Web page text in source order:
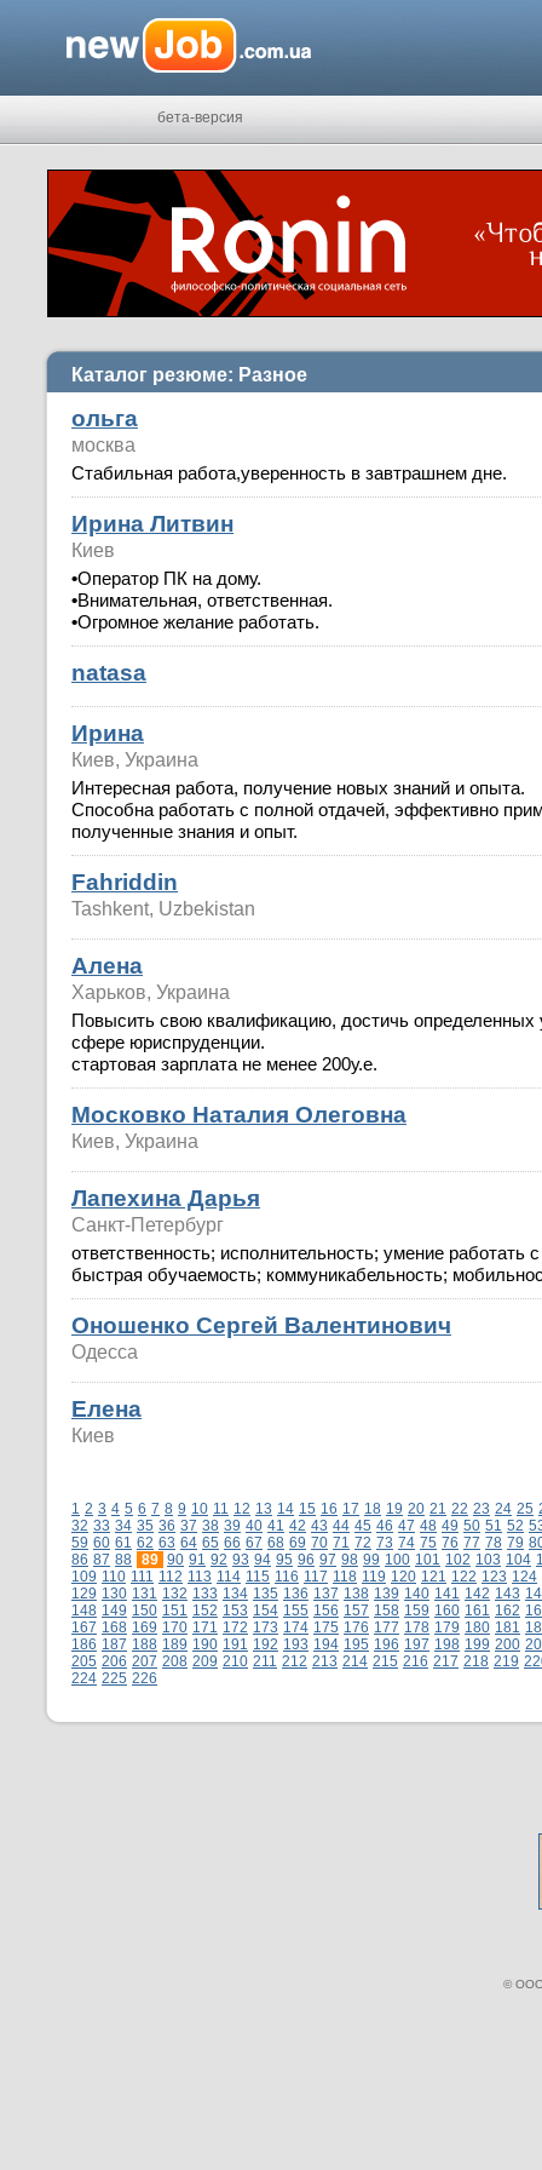
бета-версия
Каталог резюме: Разное
ольга
москва
Стабильная работа,уверенность в завтрашнем дне.
Ирина Литвин
Киев
•Оператор ПК на дому.
•Внимательная, ответственная.
•Огромное желание работать.
natasa
Ирина
Киев, Украина
Интересная работа, получение новых знаний и опыта.
Способна работать с полной отдачей, эффективно
полученные знания и опыт.
Fahriddin
Tashkent, Uzbekistan
Алена
Харьков, Украина
Повысить свою квалификацию, достичь определенных
сфере юриспруденции.
стартовая зарплата не менее 200у.е.
Московко Наталия Олеговна
Киев, Украина
Лапехина Дарья
Санкт-Петербург
ответственность; исполнительность; умение работать
быстрая обучаемость; коммуникабельность;
Оношенко Сергей Валентинович
Одесса
Елена
Киев
1 2 3 4 5 6 7 8 9 10 11 12 13 14 15 16 17 18 19 20 21 22 23 24 25
32 33 34 35 36 37 38 39 40 41 42 43 44 45 46 47 48 49 50 51 52
59 60 61 62 63 64 65 66 67 68 69 70 71 72 73 74 75 76 77 78 79
86 87 88 89 90 91 92 93 94 95 96 97 98 99 100 101 102 103 104
109 110 111 112 113 114 115 116 117 118 119 120 121 122 123 124
129 130 131 132 133 134 135 136 137 138 139 140 141 142 143
148 149 150 151 152 153 154 155 156 157 158 159 160 161 162
167 168 169 170 171 172 173 174 175 176 177 178 179 180 181
186 187 188 189 190 191 192 193 194 195 196 197 198 199 200
205 206 207 208 209 210 211 212 213 214 215 216 217 218 219
224 225 226
©